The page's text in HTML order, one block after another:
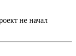
не начал